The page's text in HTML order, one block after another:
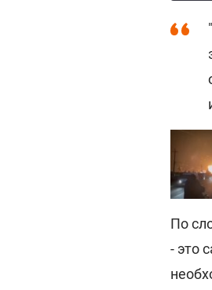
По
- это